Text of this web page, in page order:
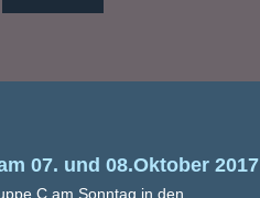
07. und 08.Oktober 2017
C am Sonntag in den